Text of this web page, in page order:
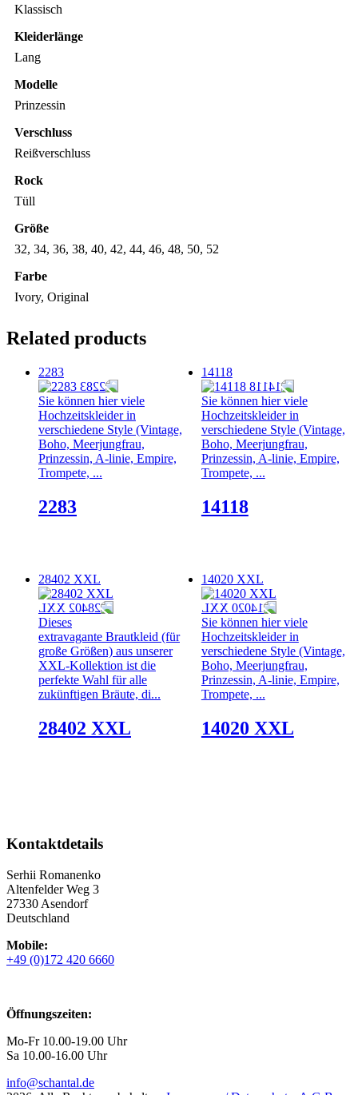
Klassisch
Kleiderlänge
Lang
Modelle
Prinzessin
Verschluss
Reißverschluss
Rock
Tüll
Größe
32, 34, 36, 38, 40, 42, 44, 46, 48, 50, 52
Farbe
Ivory, Original
Related products
2283
Sie können hier viele
Hochzeitskleider in
verschiedene Style (Vintage,
Boho, Meerjungfrau,
Prinzessin, A-linie, Empire,
Trompete, ...
2283
14118
Sie können hier viele
Hochzeitskleider in
verschiedene Style (Vintage,
Boho, Meerjungfrau,
Prinzessin, A-linie, Empire,
Trompete, ...
14118
28402 XXL
Dieses
extravagante Brautkleid (für
große Größen) aus unserer
XXL-Kollektion ist die
perfekte Wahl für alle
zukünftigen Bräute, di...
28402 XXL
14020 XXL
Sie können hier viele
Hochzeitskleider in
verschiedene Style (Vintage,
Boho, Meerjungfrau,
Prinzessin, A-linie, Empire,
Trompete, ...
14020 XXL
Kontaktdetails
Serhii Romanenko
Altenfelder Weg 3
27330 Asendorf
Deutschland
Mobile:
+49 (0)172 420 6660
Öffnungszeiten:
Mo-Fr 10.00-19.00 Uhr
Sa 10.00-16.00 Uhr
info@schantal.de